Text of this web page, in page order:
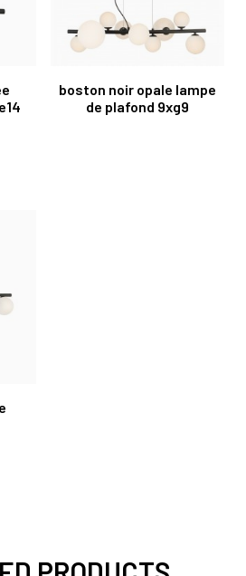
boston noir opale lampe
de plafond 9xg9